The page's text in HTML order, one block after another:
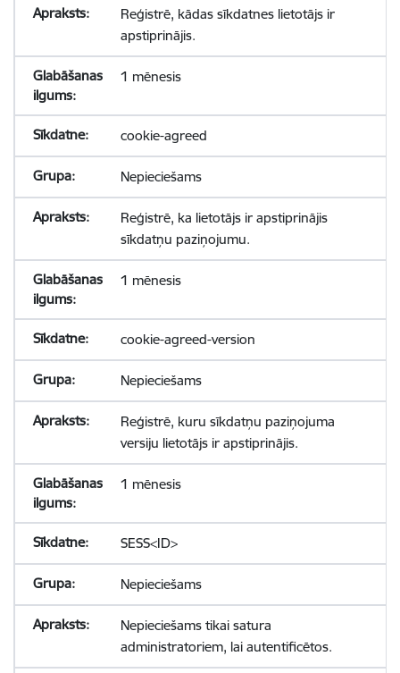
Reģistrē, kādas sīkdatnes lietotājs ir
apstiprinājis.
1 mēnesis
cookie-agreed
Nepieciešams
Reģistrē, ka lietotājs ir apstiprinājis
sīkdatņu paziņojumu.
1 mēnesis
cookie-agreed-version
Nepieciešams
Reģistrē, kuru sīkdatņu paziņojuma
versiju lietotājs ir apstiprinājis.
1 mēnesis
SESS<ID>
Nepieciešams
Nepieciešams tikai satura
administratoriem, lai autentificētos.